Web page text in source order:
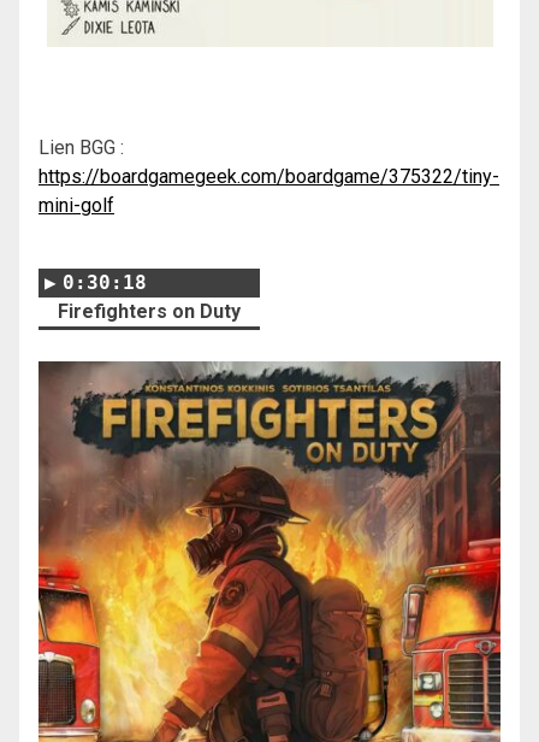
Lien BGG :
https://boardgamegeek.com/boardgame/375322/tiny-
mini-golf
0:30:18
Firefighters on Duty